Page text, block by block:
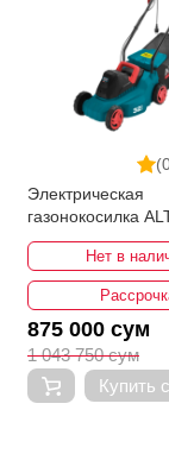
Электрическая
газонокосилка
ELM 1400-32
Нет в
875 000 сум
1 043 750 сум
Купить